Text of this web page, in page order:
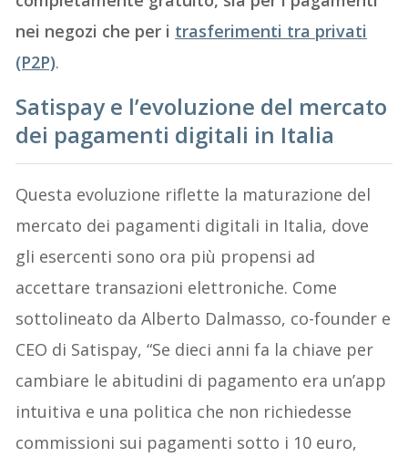
nei negozi che per i trasferimenti tra privati
(P2P).
Satispay e l’evoluzione del mercato
dei pagamenti digitali in Italia
Questa evoluzione riflette la maturazione del
mercato dei pagamenti digitali in Italia, dove
gli esercenti sono ora più propensi ad
accettare transazioni elettroniche. Come
sottolineato da Alberto Dalmasso, co-founder e
CEO di Satispay, “Se dieci anni fa la chiave per
cambiare le abitudini di pagamento era un’app
intuitiva e una politica che non richiedesse
commissioni sui pagamenti sotto i 10 euro,